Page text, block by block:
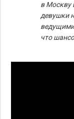
в Москву
девушки
что